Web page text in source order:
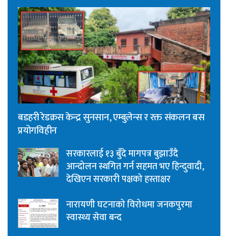
बडहरी रेडक्रस केन्द्र सुनसान, एम्बुलेन्स र रक्त संकलन बस
प्रयोगविहीन
सरकारलाई १३ बुँदे मागपत्र बुझाउँदै
आन्दोलन स्थगित गर्न सहमत भए हिन्दुवादी,
देखिएन सरकारी पक्षको हस्ताक्षर
नारायणी घटनाको विरोधमा जनकपुरमा
स्वास्थ्य सेवा बन्द